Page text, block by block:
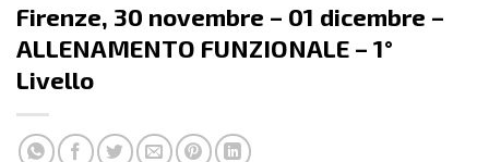
Firenze, 30 novembre – 01 dicembre –
ALLENAMENTO FUNZIONALE – 1°
Livello